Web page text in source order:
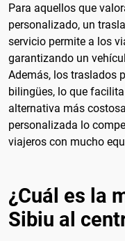
Para aquellos que
personalizado, un
servicio permite a los
garantizando un
Además, los traslados
bilingües, lo que
alternativa más
personalizada lo
viajeros con mucho
¿Cuál es la
Sibiu al